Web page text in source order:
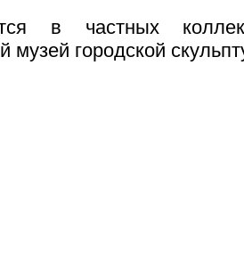
в частных
музей городской